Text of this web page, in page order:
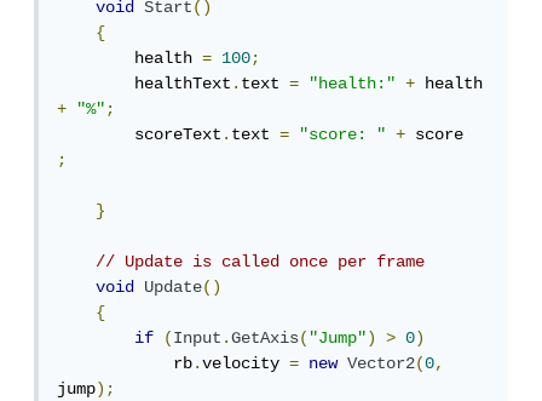
void
Start()
{
health = 100;
healthText.text = "health:" +
+
"%";
scoreText.text = "score: " +
;
}
// Update is called once per frame
void
Update()
{
if
(Input.GetAxis("Jump") > 0)
rb.velocity = new Vector2(0,
jump);